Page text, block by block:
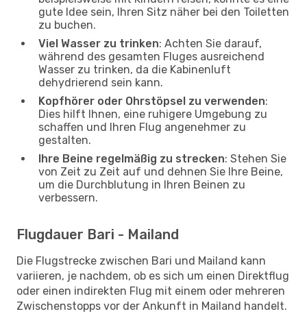
gute Idee sein, Ihren Sitz näher bei den Toiletten
zu buchen.
Viel Wasser zu trinken: Achten Sie darauf,
während des gesamten Fluges ausreichend
Wasser zu trinken, da die Kabinenluft
dehydrierend sein kann.
Kopfhörer oder Ohrstöpsel zu verwenden:
Dies hilft Ihnen, eine ruhigere Umgebung zu
schaffen und Ihren Flug angenehmer zu
gestalten.
Ihre Beine regelmäßig zu strecken: Stehen Sie
von Zeit zu Zeit auf und dehnen Sie Ihre Beine,
um die Durchblutung in Ihren Beinen zu
verbessern.
Flugdauer Bari - Mailand
Die Flugstrecke zwischen Bari und Mailand kann
variieren, je nachdem, ob es sich um einen Direktflug
oder einen indirekten Flug mit einem oder mehreren
Zwischenstopps vor der Ankunft in Mailand handelt.